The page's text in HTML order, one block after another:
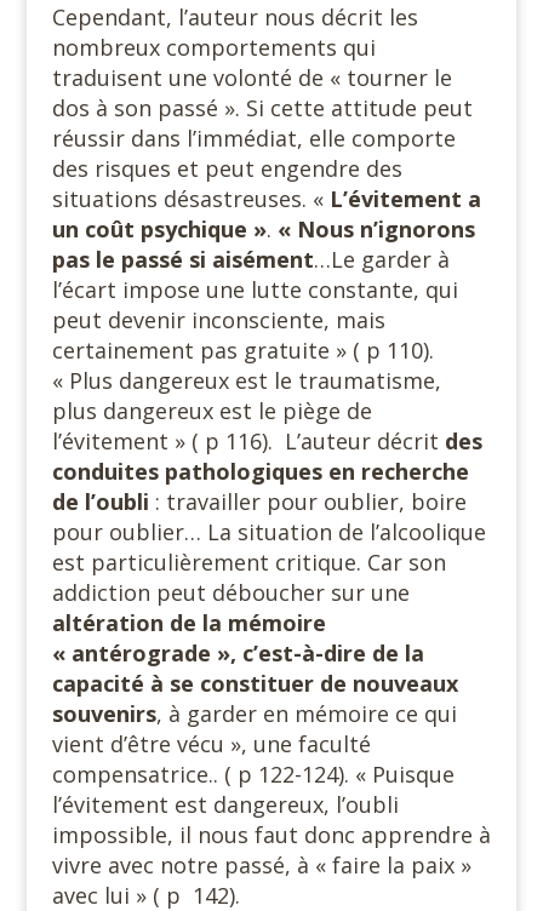
Cependant, l’auteur nous décrit les
nombreux comportements qui
traduisent une volonté de « tourner le
dos à son passé ». Si cette attitude peut
réussir dans l’immédiat, elle comporte
des risques et peut engendre des
situations désastreuses. « L’évitement a
un coût psychique ». « Nous n’ignorons
pas le passé si aisément…Le garder à
l’écart impose une lutte constante, qui
peut devenir inconsciente, mais
certainement pas gratuite » ( p 110).
« Plus dangereux est le traumatisme,
plus dangereux est le piège de
l’évitement » ( p 116). L’auteur décrit des
conduites pathologiques en recherche
de l’oubli : travailler pour oublier, boire
pour oublier… La situation de l’alcoolique
est particulièrement critique. Car son
addiction peut déboucher sur une
altération de la mémoire
« antérograde », c’est-à-dire de la
capacité à se constituer de nouveaux
souvenirs, à garder en mémoire ce qui
vient d’être vécu », une faculté
compensatrice.. ( p 122-124). « Puisque
l’évitement est dangereux, l’oubli
impossible, il nous faut donc apprendre à
vivre avec notre passé, à « faire la paix »
avec lui » ( p 142).